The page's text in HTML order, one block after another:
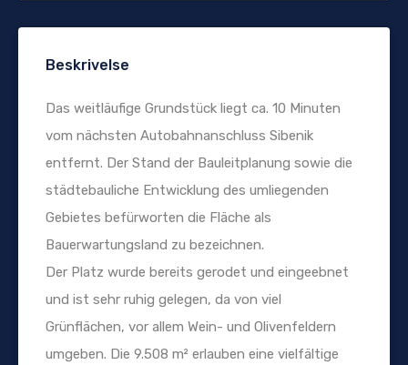
Beskrivelse
Das weitläufige Grundstück liegt ca. 10 Minuten
vom nächsten Autobahnanschluss Sibenik
entfernt. Der Stand der Bauleitplanung sowie die
städtebauliche Entwicklung des umliegenden
Gebietes befürworten die Fläche als
Bauerwartungsland zu bezeichnen.
Der Platz wurde bereits gerodet und eingeebnet
und ist sehr ruhig gelegen, da von viel
Grünflächen, vor allem Wein- und Olivenfeldern
umgeben. Die 9.508 m² erlauben eine vielfältige